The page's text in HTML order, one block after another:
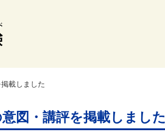
載しました
図・講評を掲載しました